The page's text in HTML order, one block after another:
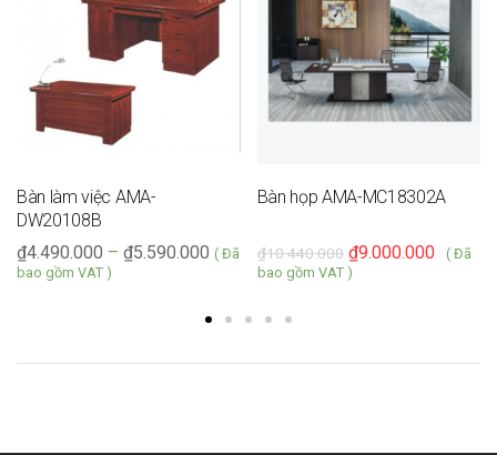
Bàn làm việc AMA-
DW20108B
4.490.000
₫ – 5.590.000
₫
( Đã
bao gồm VAT )
Bàn họp AMA-MC18302A
10.440.000
₫ 9.000.000
₫
( Đã
bao gồm VAT )